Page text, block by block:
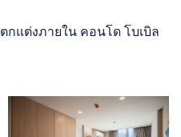
แต่งภายใน คอนโด โบเบิล